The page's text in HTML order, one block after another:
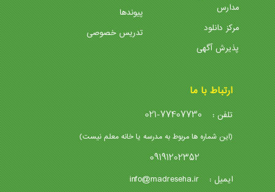
مدارس
مرکز دانلود
پذیرش آگهی
پیوندها
تدریس خصوصی
ارتباط با ما
تلفن : 021-77407730
(این شماره ها مربوط به مدرسه یا خانه معلم نیست)
09191202352
ایمیل : info@madreseha.ir